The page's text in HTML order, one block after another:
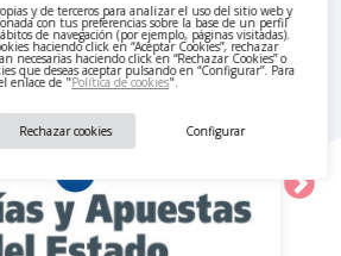
y de terceros para analizar el uso del sitio web y
con tus preferencias sobre la base de un perfil
de navegación (por ejemplo, páginas visitadas).
haciendo click en “Aceptar Cookies”, rechazar
necesarias haciendo click en “Rechazar Cookies” o
que deseas aceptar pulsando en “Configurar”. Para
enlace de "Política de cookies".
Configurar
Rechazar cookies